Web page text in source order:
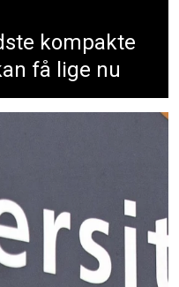
kompakte
få lige nu